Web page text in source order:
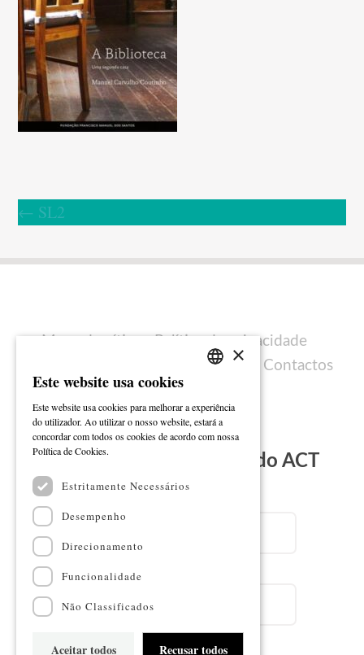
← SL2
Mapa do sítio
Política de privacidade
Ficha técnica Contactos
Subscreva a Newsletter do ACT
ENGLISH
×
Este website usa cookies
Este website usa cookies para melhorar a experiência
do utilizador. Ao utilizar o nosso website, estará a
concordar com todos os cookies de acordo com nossa
Política de Cookies.
Estritamente Necessários
Desempenho
Direcionamento
Funcionalidade
Não Classificados
Aceitar todos Recusar todos